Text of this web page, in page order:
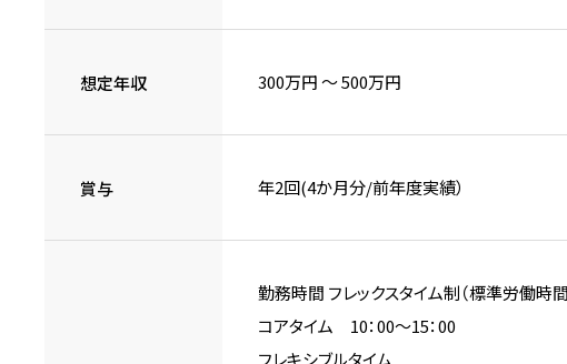
想定年収 300万円 〜 500万円
賞与 年2回(4か月分/前年度実績）
勤務時間 フレックスタイム制（標準労働時間
コアタイム 10：00～15：00
フレキシブルタイム